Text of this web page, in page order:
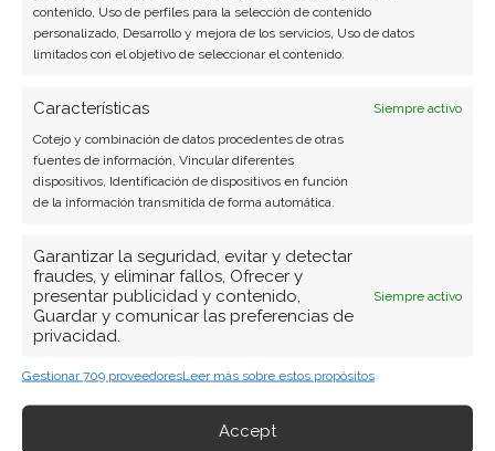
contenido, Uso de perfiles para la selección de contenido
personalizado, Desarrollo y mejora de los servicios, Uso de datos
limitados con el objetivo de seleccionar el contenido.
Características
Siempre activo
Cotejo y combinación de datos procedentes de otras
fuentes de información, Vincular diferentes
dispositivos, Identificación de dispositivos en función
de la información transmitida de forma automática.
Garantizar la seguridad, evitar y detectar
fraudes, y eliminar fallos, Ofrecer y
presentar publicidad y contenido,
Guardar y comunicar las preferencias de
privacidad.
Siempre activo
Gestionar 709 proveedoresLeer más sobre estos propósitos
Accept
Laura Fernández Silva
Analista tecnológica enfocada en innovación digital,
comercio electrónico y aplicaciones móviles.
Colaboradora habitual en medios especializados
Ver todos los artículos →